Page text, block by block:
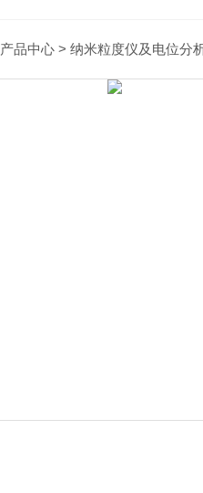
产品中心 > 纳米粒度仪及电位分